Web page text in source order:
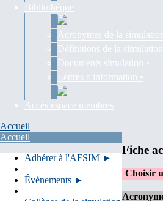
Bibliothèque
Acronymes de la
Définitions de la simulation
Documents simulation •
Lettres d'information •
Accès espace membres
Accueil
Accueil
Adhérer à l'AFSIM ►
Événements ►
Fiche
Choisir